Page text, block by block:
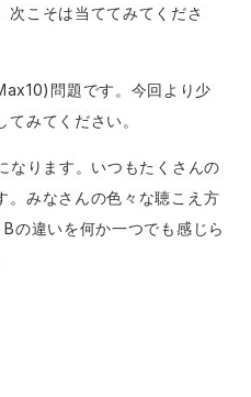
次こそは当ててみてくださ
問題です。今回より少
みてください。
なります。いつもたくさんの
。みなさんの色々な聴こえ方
の違いを何か一つでも感じら